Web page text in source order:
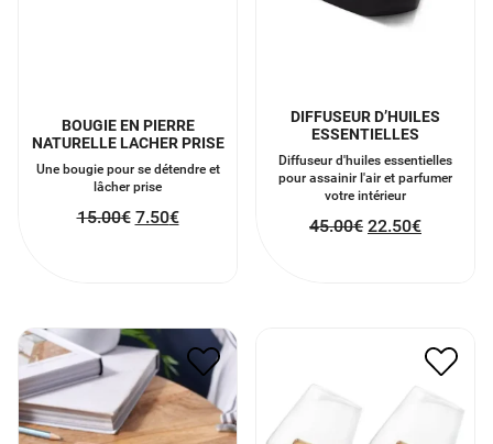
BOUGIE EN PIERRE
NATURELLE LACHER PRISE
Une bougie pour se détendre et
lâcher prise
15.00€ 7.50€
DIFFUSEUR D’HUILES
ESSENTIELLES
Diffuseur d'huiles essentielles
pour assainir l'air et parfumer
votre intérieur
45.00€ 22.50€
EN BOIS FLIP CLICK
62.00€ 31.00